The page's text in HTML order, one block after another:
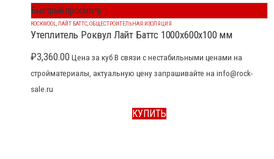
Быстрый просмотр
ROCKWOOL ЛАЙТ БАТТС ОБЩЕСТРОИТЕЛЬНАЯ ИЗОЛЯЦИЯ
Утеплитель Роквул Лайт Баттс 1000x600x100 мм
₽3,360.00 Цена за куб В связи с нестабильными ценами на
стройматериалы, актуальную цену запрашивайте на info@rock-
sale.ru
КУПИТЬ